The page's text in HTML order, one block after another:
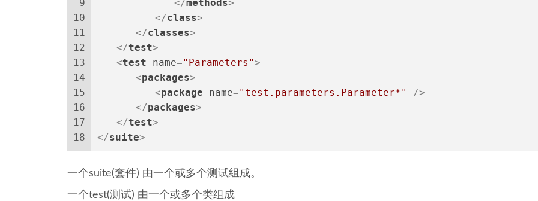
9
10
11
12
13
14
15
16
17
18
</methods>
</class>
</classes>
</test>
<test name="Parameters">
<packages>
<package name="test.parameters.Parameter*"
/>
</packages>
</test>
</suite>
一个suite(套件) 由一个或多个测试组成。
一个test(测试) 由一个或多个类组成